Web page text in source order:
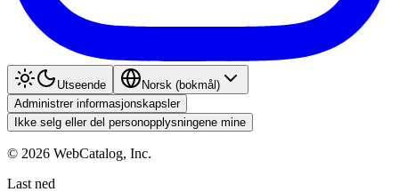
Utseende
Norsk (bokmål)
Administrer informasjonskapsler
Ikke selg eller del personopplysningene mine
© 2026 WebCatalog, Inc.
Last ned